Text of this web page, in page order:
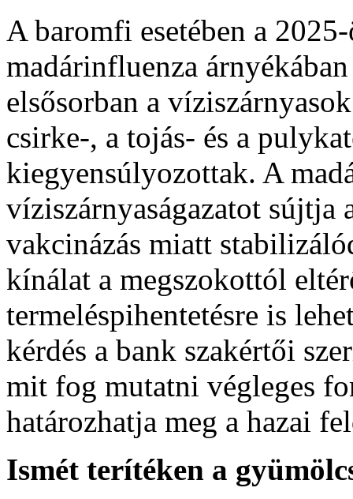
A baromfi esetében a
madárinfluenza
elsősorban a
csirke-, a tojás- és a
kiegyensúlyozottak. A
víziszárnyaságazatot sújtja
vakcinázás miatt
kínálat a megszokottól
termeléspihentetésre is
kérdés a bank szakértői
mit fog mutatni végleges
határozhatja meg a hazai
Ismét terítéken a